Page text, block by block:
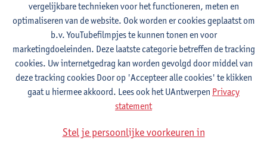
- Optie B: je kiest één vakdidactiek en een profilering
In de domeincomponent neem je 60 studiepunten op:
- 1 verplicht algemeen opleidingsonderdeel van 6 studiepunten,
- 24 of 30 studiepunten Nederlands en telkens minimum 6
studiepunten per deeldomein,
- 24 of 30 studiepunten theater- en filmwetenschap.
Verplicht algemeen opleidingsonderdeel
Deze 6 verplichte studiepunten tellen mee in de
vergelijkbare technieken voor het functioneren, meten en
optimaliseren van de website. Ook worden er cookies geplaatst om
b.v. YouTubefilmpjes te kunnen tonen en voor
marketingdoeleinden. Deze laatste categorie betreffen de tracking
cookies. Uw internetgedrag kan worden gevolgd door middel van
deze tracking cookies Door op 'Accepteer alle cookies' te klikken
gaat u hiermee akkoord. Lees ook het UAntwerpen Privacy
statement
Stel je persoonlijke voorkeuren in